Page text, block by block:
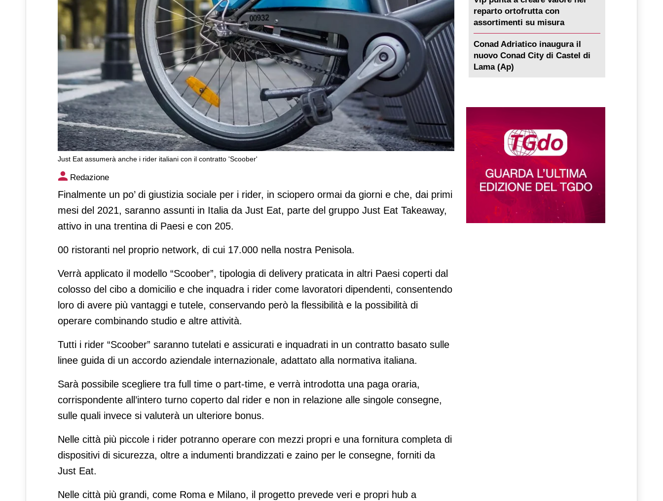
Just Eat assumerà anche i rider italiani con il contratto 'Scoober'
Just Eat assumerà anche i rider italiani con il contratto 'Scoober'
Redazione
Finalmente un po’ di giustizia sociale per i rider, in sciopero ormai da giorni e che, dai primi
mesi del 2021, saranno assunti in Italia da Just Eat, parte del gruppo Just Eat Takeaway,
attivo in una trentina di Paesi e con 205.
00 ristoranti nel proprio network, di cui 17.000 nella nostra Penisola.
Verrà applicato il modello “Scoober”, tipologia di delivery praticata in altri Paesi coperti dal
colosso del cibo a domicilio e che inquadra i rider come lavoratori dipendenti, consentendo
loro di avere più vantaggi e tutele, conservando però la flessibilità e la possibilità di
operare combinando studio e altre attività.
Tutti i rider “Scoober” saranno tutelati e assicurati e inquadrati in un contratto basato sulle
linee guida di un accordo aziendale internazionale, adattato alla normativa italiana.
Sarà possibile scegliere tra full time o part-time, e verrà introdotta una paga oraria,
corrispondente all’intero turno coperto dal rider e non in relazione alle singole consegne,
sulle quali invece si valuterà un ulteriore bonus.
Nelle città più piccole i rider potranno operare con mezzi propri e una fornitura completa di
dispositivi di sicurezza, oltre a indumenti brandizzati e zaino per le consegne, forniti da
Just Eat.
Nelle città più grandi, come Roma e Milano, il progetto prevede veri e propri hub a
reparto ortofrutta con
assortimenti su misura
Conad Adriatico inaugura il
nuovo Conad City di Castel di
Lama (Ap)